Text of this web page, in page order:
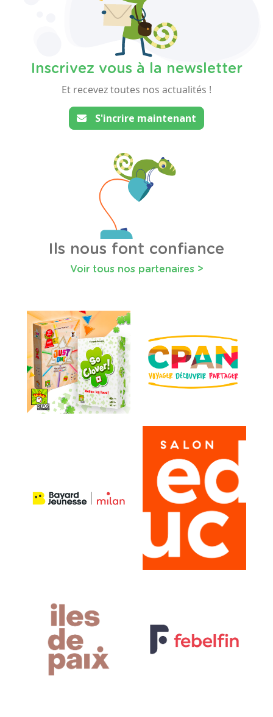
Inscrivez vous à la newsletter
Et recevez toutes nos actualités !
S'incrire maintenant
Ils nous font confiance
Voir tous nos partenaires >